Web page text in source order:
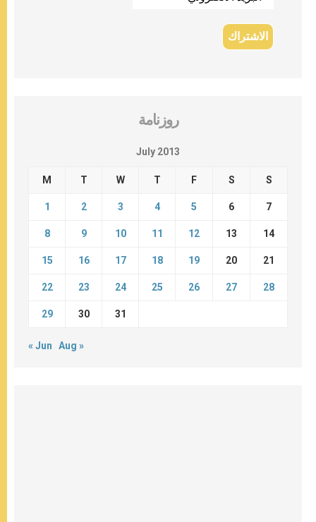
روزنامة
July 2013
M T W T F S S
1 2 3 4 5 6 7
8 9 10 11 12 13 14
15 16 17 18 19 20 21
22 23 24 25 26 27 28
29 30 31
« Jun Aug »